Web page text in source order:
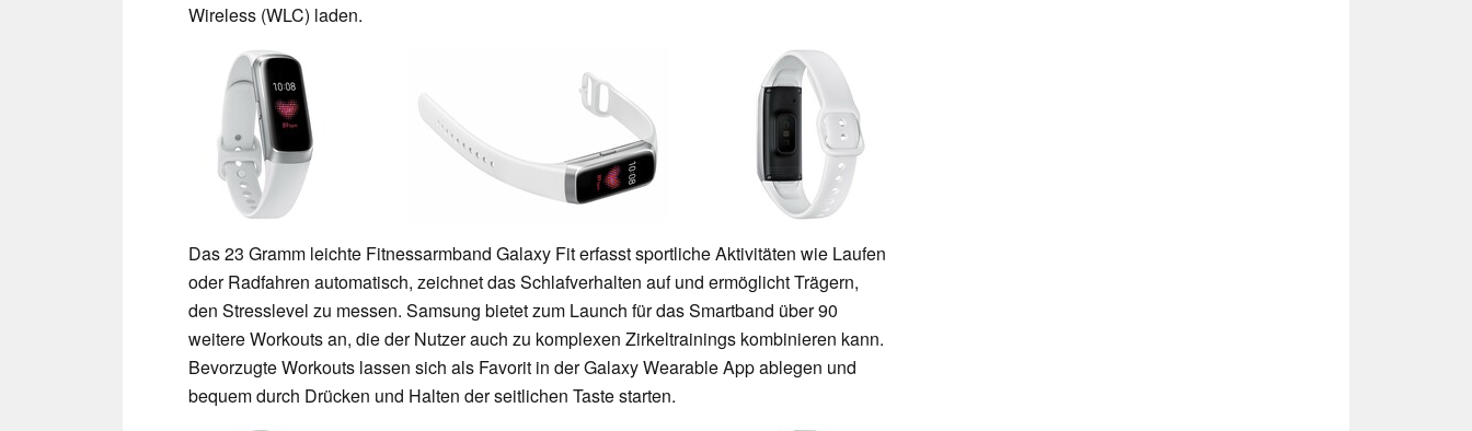
Wireless (WLC) laden.
Das 23 Gramm leichte Fitnessarmband Galaxy Fit erfasst sportliche Aktivitäten wie Laufen
oder Radfahren automatisch, zeichnet das Schlafverhalten auf und ermöglicht Trägern,
den Stresslevel zu messen. Samsung bietet zum Launch für das Smartband über 90
weitere Workouts an, die der Nutzer auch zu komplexen Zirkeltrainings kombinieren kann.
Bevorzugte Workouts lassen sich als Favorit in der Galaxy Wearable App ablegen und
bequem durch Drücken und Halten der seitlichen Taste starten.